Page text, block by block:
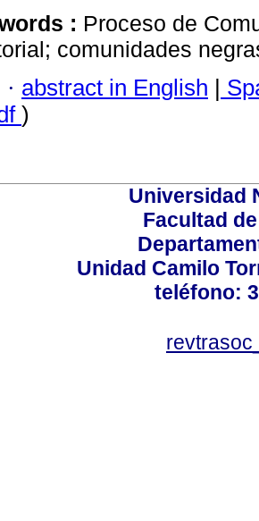
: Proceso de
comunidades
· abstract in English |
)
Universidad
Facultad
Unidad Camilo
teléfono: